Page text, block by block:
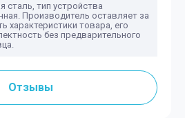
тип устройства
Производитель оставляет за
характеристики товара, его
без предварительного
Отзывы